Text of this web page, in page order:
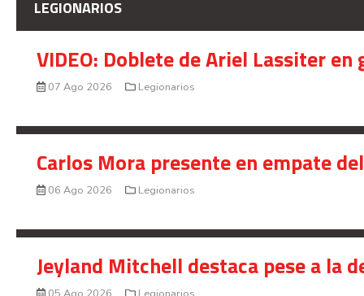
LEGIONARIOS
VIDEO: Doblete de Ariel Lassiter
07 Ago 2026 Legionarios
Carlos Mora presente en empate
06 Ago 2026 Legionarios
Jeyland Mitchell destaca pese a la